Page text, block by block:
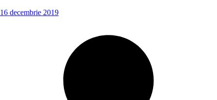
16 decembrie 2019